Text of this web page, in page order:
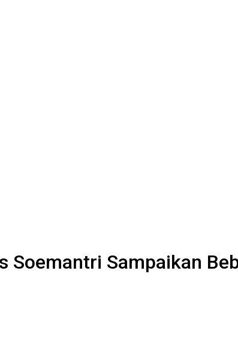
Soemantri Sampaikan